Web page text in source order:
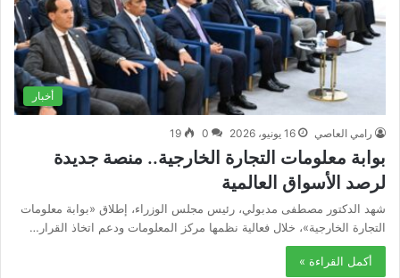
أخبار
رامي العاصي 16 يونيو، 2026 0
19
بوابة معلومات التجارة الخارجية.. منصة جديدة
لرصد الأسواق العالمية
شهد الدكتور مصطفى مدبولي، رئيس مجلس الوزراء، إطلاق «بوابة معلومات
التجارة الخارجية»، خلال فعالية نظمها مركز المعلومات ودعم اتخاذ القرار…
أكمل القراءة »